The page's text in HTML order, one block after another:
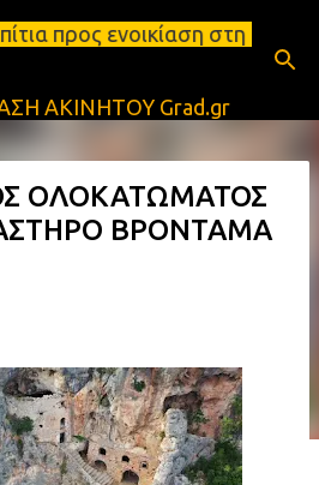
κύριο περιεχόμενο
στη Σπάρτη
ΑΚΙΝΗΤΟΥ Grad.gr
ΟΛΟΚΑΤΩΜΑΤΟΣ
ΒΡΟΝΤΑΜΑ